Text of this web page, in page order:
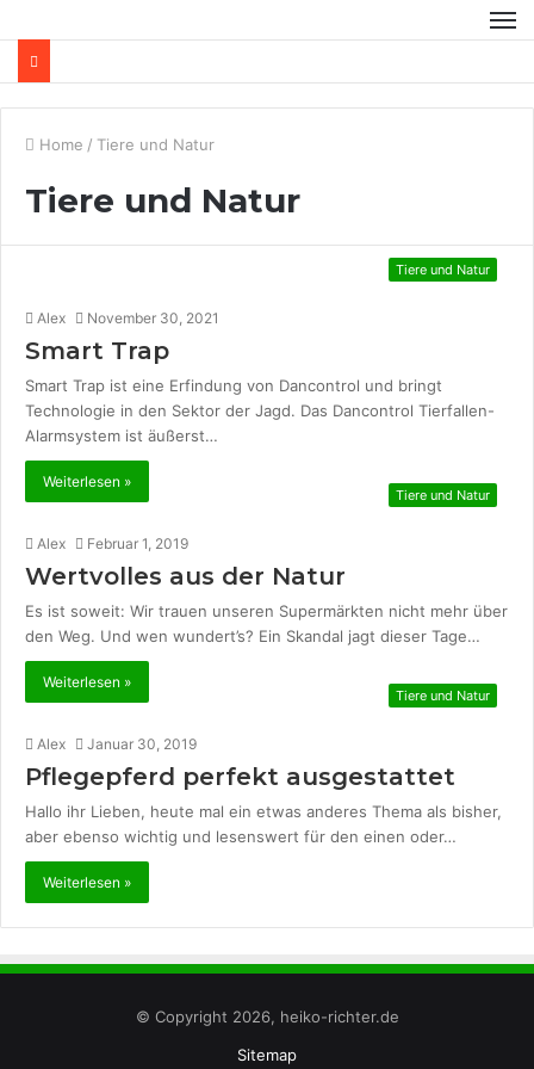
Home / Tiere und Natur
Tiere und Natur
Tiere und Natur
Alex November 30, 2021
Smart Trap
Smart Trap ist eine Erfindung von Dancontrol und bringt
Technologie in den Sektor der Jagd. Das Dancontrol Tierfallen-
Alarmsystem ist äußerst…
Weiterlesen »
Tiere und Natur
Alex Februar 1, 2019
Wertvolles aus der Natur
Es ist soweit: Wir trauen unseren Supermärkten nicht mehr über
den Weg. Und wen wundert’s? Ein Skandal jagt dieser Tage…
Weiterlesen »
Tiere und Natur
Alex Januar 30, 2019
Pflegepferd perfekt ausgestattet
Hallo ihr Lieben, heute mal ein etwas anderes Thema als bisher,
aber ebenso wichtig und lesenswert für den einen oder…
Weiterlesen »
© Copyright 2026, heiko-richter.de
Sitemap